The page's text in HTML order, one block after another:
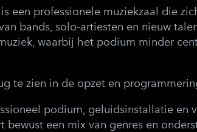
een professionele muziekzaal die
bands, solo-artiesten en nieuw
waarbij het podium minder
te zien in de opzet en
podium, geluidsinstallatie en
bewust een mix van genres en